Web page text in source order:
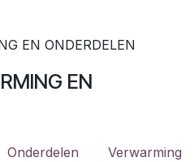
EN ONDERDELEN
EN
Onderdelen
Verwarming